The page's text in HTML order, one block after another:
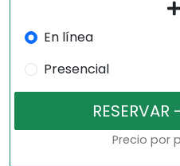
En línea
Presencial
Precio por